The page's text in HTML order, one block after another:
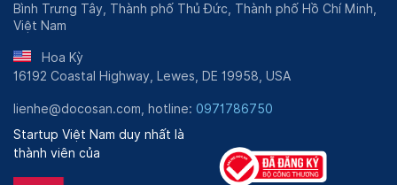
Bình Trưng Tây, Thành phố Thủ Đức, Thành phố Hồ Chí Minh,
Việt Nam
Hoa Kỳ
16192 Coastal Highway, Lewes, DE 19958, USA
lienhe@docosan.com, hotline: 0971786750
Startup Việt Nam duy nhất là
thành viên của